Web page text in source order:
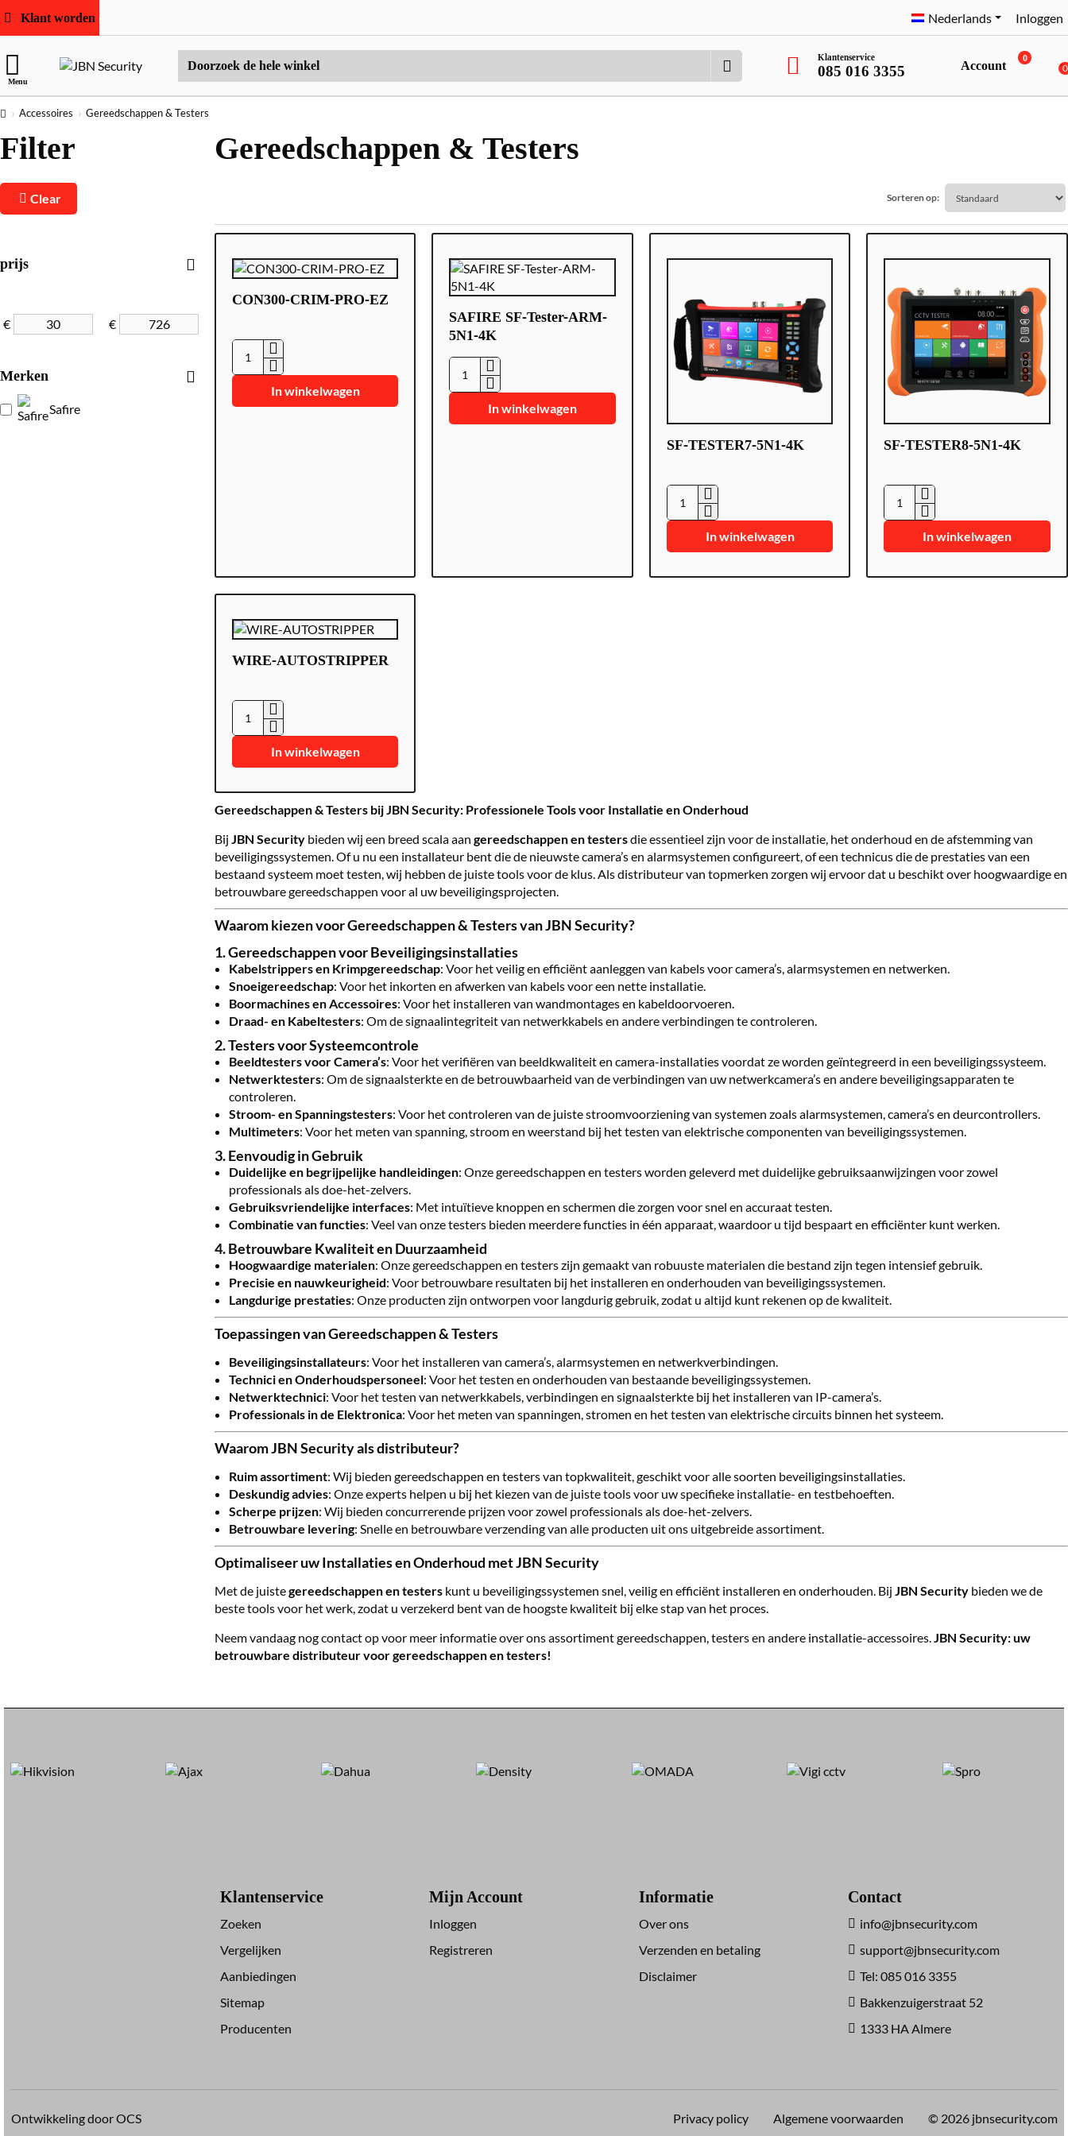
Klant worden Nederlands Inloggen
Menu
Doorzoek
hele
Klantenservice
085 016 3355 Account
0
0
home
Accessoires Gereedschappen & Testers
Filter
Clear
prijs
€ €
Merken
Safire
Gereedschappen & Testers
Gereedschappen & Testers bij JBN Security: Professionele Tools voor Installatie en Onderhoud
Bij JBN Security bieden wij een breed scala aan gereedschappen en testersdie essentieel zijn voor de installatie, het onderhoud en de afstemming van
beveiligingssystemen. Of u nu een installateur bent die de nieuwste camera’s en alarmsystemen configureert, of een technicus die de prestaties van een
bestaand systeem moet testen, wij hebben de juiste tools voor de klus. Als distributeur van topmerken zorgen wij ervoor dat u beschikt over hoogwaardige en
betrouwbare gereedschappen voor al uw beveiligingsprojecten.
Waarom kiezen voor Gereedschappen & Testers van JBN Security?
1.Gereedschappen voor Beveiligingsinstallaties
Kabelstrippers en Krimpgereedschap: Voor het veilig en efficiënt aanleggen van kabels voor camera’s, alarmsystemen en netwerken.
Snoeigereedschap: Voor het inkorten en afwerken van kabels voor een nette installatie.
Boormachines en Accessoires: Voor het installeren van wandmontages en kabeldoorvoeren.
Draad- en Kabeltesters: Om de signaalintegriteit van netwerkkabels en andere verbindingen te controleren.
2.Testers voor Systeemcontrole
Beeldtesters voor Camera’s: Voor het verifiëren van beeldkwaliteit en camera-installaties voordat ze worden geïntegreerd in een beveiligingssysteem.
Netwerktesters: Om de signaalsterkte en de betrouwbaarheid van de verbindingen van uw netwerkcamera’s en andere beveiligingsapparaten te
controleren.
Stroom- en Spanningstesters: Voor het controleren van de juiste stroomvoorziening van systemen zoals alarmsystemen, camera’s en deurcontrollers.
Multimeters: Voor het meten van spanning, stroom en weerstand bij het testen van elektrische componenten van beveiligingssystemen.
3.Eenvoudig in Gebruik
Duidelijke en begrijpelijke handleidingen: Onze gereedschappen en testers worden geleverd met duidelijke gebruiksaanwijzingen voor zowel
professionals als doe-het-zelvers.
Gebruiksvriendelijke interfaces: Met intuïtieve knoppen en schermen die zorgen voor snel en accuraat testen.
Combinatie van functies: Veel van onze testers bieden meerdere functies in één apparaat, waardoor u tijd bespaart en efficiënter kunt werken.
4.Betrouwbare Kwaliteit en Duurzaamheid
Hoogwaardige materialen: Onze gereedschappen en testers zijn gemaakt van robuuste materialen die bestand zijn tegen intensief gebruik.
Precisie en nauwkeurigheid: Voor betrouwbare resultaten bij het installeren en onderhouden van beveiligingssystemen.
Langdurige prestaties: Onze producten zijn ontworpen voor langdurig gebruik, zodat u altijd kunt rekenen op de kwaliteit.
Toepassingen van Gereedschappen & Testers
Beveiligingsinstallateurs: Voor het installeren van camera’s, alarmsystemen en netwerkverbindingen.
Technici en Onderhoudspersoneel: Voor het testen en onderhouden van bestaande beveiligingssystemen.
Netwerktechnici: Voor het testen van netwerkkabels, verbindingen en signaalsterkte bij het installeren van IP-camera’s.
Professionals in de Elektronica: Voor het meten van spanningen, stromen en het testen van elektrische circuits binnen het systeem.
Waarom JBN Security als distributeur?
Ruim assortiment: Wij bieden gereedschappen en testers van topkwaliteit, geschikt voor alle soorten beveiligingsinstallaties.
Deskundig advies: Onze experts helpen u bij het kiezen van de juiste tools voor uw specifieke installatie- en testbehoeften.
Scherpe prijzen: Wij bieden concurrerende prijzen voor zowel professionals als doe-het-zelvers.
Betrouwbare levering: Snelle en betrouwbare verzending van alle producten uit ons uitgebreide assortiment.
Optimaliseer uw Installaties en Onderhoud met JBN Security
Met de juistegereedschappen en testers kunt u beveiligingssystemen snel, veilig en efficiënt installeren en onderhouden. Bij JBN Security bieden we de
beste tools voor het werk, zodat u verzekerd bent van de hoogste kwaliteit bij elke stap van het proces.
Neem vandaag nog contact op voor meer informatie over ons assortiment gereedschappen, testers en andere installatie-accessoires.JBN Security: uw
betrouwbare distributeur voor gereedschappen en testers!
Sorteren op:
CON300-CRIM-PRO-EZ
CON300-
CRIM-
In winkelwagen
SAFIRE SF-Tester-ARM-
5N1-4K
SAFIRE
SF-
In winkelwagen
SF-TESTER7-5N1-4K
SF-
TESTER7-
In winkelwagen
SF-TESTER8-5N1-4K
SF-
TESTER8-
In winkelwagen
WIRE-AUTOSTRIPPER
WIRE-
AUTOSTRIPPER
In winkelwagen
Klantenservice
Zoeken
Vergelijken
Aanbiedingen
Sitemap
Producenten
Mijn Account
Inloggen
Registreren
Informatie
Over ons
Verzenden en betaling
Disclaimer
Contact
info@jbnsecurity.com
support@jbnsecurity.com
Tel: 085 016 3355
Bakkenzuigerstraat 52
1333 HA Almere
Ontwikkeling door OCS Privacy policy Algemene voorwaarden © 2026 jbnsecurity.com